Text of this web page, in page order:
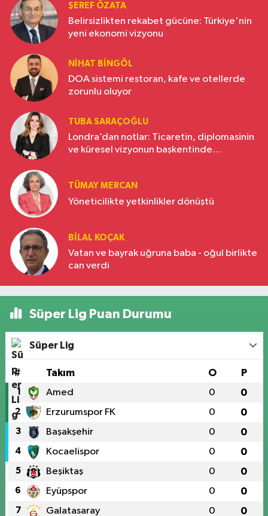
ŞEREF ÖZATA
Belirsizlikten rekabet gücüne: Türkiye'nin
yeni ekonomi vizyonu
NIHAT BINGÖL
DOA sistemi restoran, kafe ve otellerde
zorunlu oluyor
TUBA SARAÇOĞLU
Londra’dan notlar: Ticaretin, diplomasinin
ve küresel vizyonun başkentinde
TÜMAY MERCAN
Yöneticilikte yetkinlikler dönüştü
BILAL KOÇAK
Vatan ve bayrak uğruna baba - oğul birlikte
can verdi
Süper Lig Puan Durumu
Süper Lig
# Takım O P
1 Amed 0 0
2 Erzurumspor FK 0 0
3 Başakşehir 0 0
4 Kocaelispor 0 0
5 Beşiktaş 0 0
6 Eyüpspor 0 0
7 Galatasaray 0 0